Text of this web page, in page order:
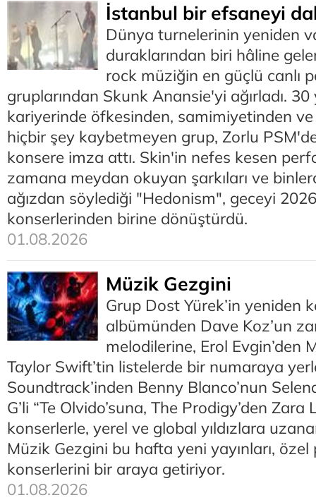
İstanbul bir efsaneyi
Dünya turnelerinin yeniden
duraklarından biri hâline
rock müziğin en güçlü canlı
gruplarından Skunk Anansie'yi ağırladı. 30
kariyerinde öfkesinden, samimiyetinden
hiçbir şey kaybetmeyen grup, Zorlu
konsere imza attı. Skin'in nefes kesen
zamana meydan okuyan şarkıları ve
ağızdan söylediği "Hedonism", geceyi
konserlerinden birine dönüştürdü.
01.08.2026
Müzik Gezgini
Grup Dost Yürek’in yeniden
albümünden Dave Koz’un
melodilerine, Erol Evgin’den
Taylor Swift’tin listelerde bir numaraya
Soundtrack’inden Benny Blanco’nun
G’li “Te Olvido’suna, The Prodigy’den
konserlerle, yerel ve global yıldızlara
Müzik Gezgini bu hafta yeni yayınları,
konserlerini bir araya getiriyor.
01.08.2026